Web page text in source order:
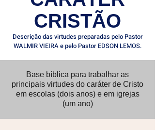
CRISTÃO
Descrição das virtudes preparadas pelo Pastor
WALMIR VIEIRA e pelo Pastor EDSON LEMOS.
Base bíblica para trabalhar as
principais virtudes do caráter de Cristo
em escolas (dois anos) e em igrejas
(um ano)